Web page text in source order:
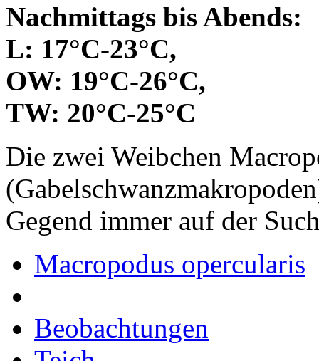
Nachmittags bis Abends:
L: 17°C-23°C,
OW: 19°C-26°C,
TW: 20°C-25°C
Die zwei Weibchen
Gegend immer auf der
Macropodus opercularis
Beobachtungen